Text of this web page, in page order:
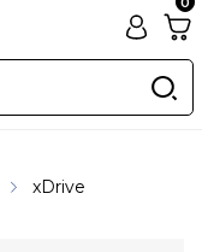
xDrive